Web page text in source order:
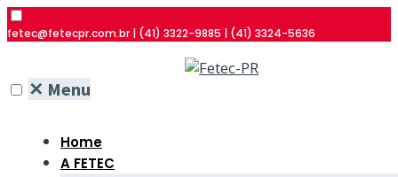
fetec@fetecpr.com.br | (41) 3322-9885 | (41) 3324-5636
✕ Menu
Home
A FETEC